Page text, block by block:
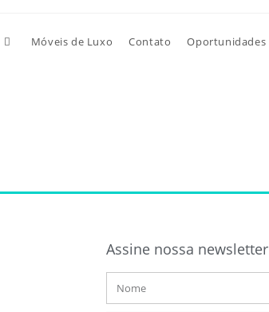
Móveis de Luxo Contato Oportunidades
Assine nossa newsletter